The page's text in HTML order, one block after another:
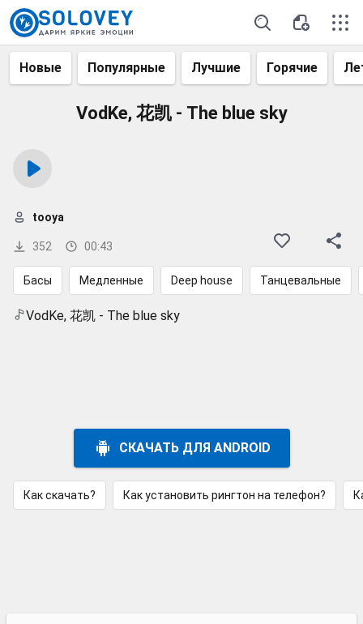
Новые Популярные Лучшие Горячие
VodKe, 花凯 - The blue sky
352 00:43
tooya
Басы Медленные Deep house Танцевальные
VodKe, 花凯 - The blue sky
СКАЧАТЬ ДЛЯ ANDROID
Как скачать? Как установить рингтон на телефон?